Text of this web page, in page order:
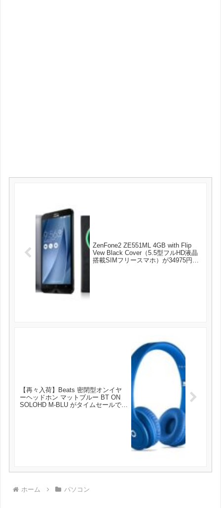
ZenFone2 ZE551ML 4GB with Flip
Vew Black Cover（5.5型フルHD液晶
搭載SIMフリースマホ）が34975円と
【再々入荷】Beats 密閉型オンイヤ
ーヘッドホン マットブルー BT ON
SOLOHD M-BLU がタイムセールで
ホーム パソコン